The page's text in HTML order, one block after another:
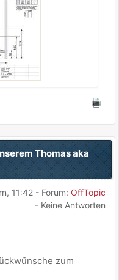
Thomas aka
, 11:42 - Forum: OffTopic
- Keine Antworten
zum